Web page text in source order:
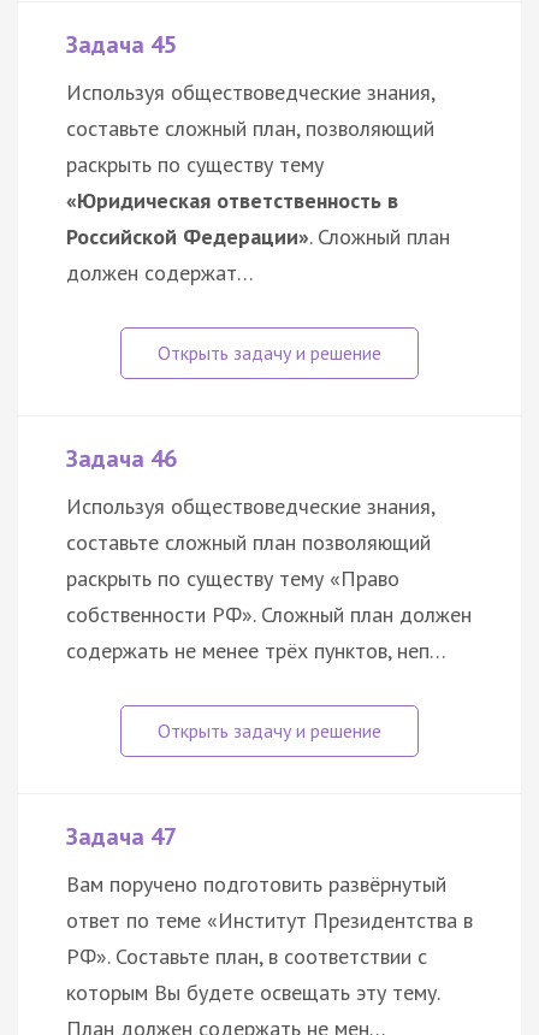
Задача 45
Используя обществоведческие знания,
составьте сложный план, позволяющий
раскрыть по существу тему
«Юридическая ответственность в
Российской Федерации». Сложный план
должен содержат…
Задача 46
Используя обществоведческие знания,
составьте сложный план позволяющий
раскрыть по существу тему «Право
собственности РФ». Сложный план должен
содержать не менее трёх пунктов, неп…
Задача 47
Вам поручено подготовить развёрнутый
ответ по теме «Институт Президентства в
РФ». Составьте план, в соответствии с
которым Вы будете освещать эту тему.
План должен содержать не мен…